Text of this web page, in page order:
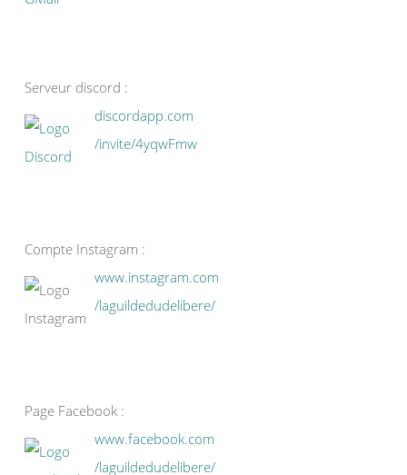
Serveur discord :
discordapp.com
/invite/4yqwFmw
Compte Instagram :
www.instagram.com
/laguildedudelibere/
Page Facebook :
www.facebook.com
/laguildedudelibere/